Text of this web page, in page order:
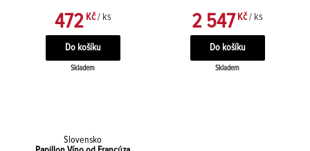
472 Kč / ks
Skladem
2 547Kč / ks
Skladem
Slovensko